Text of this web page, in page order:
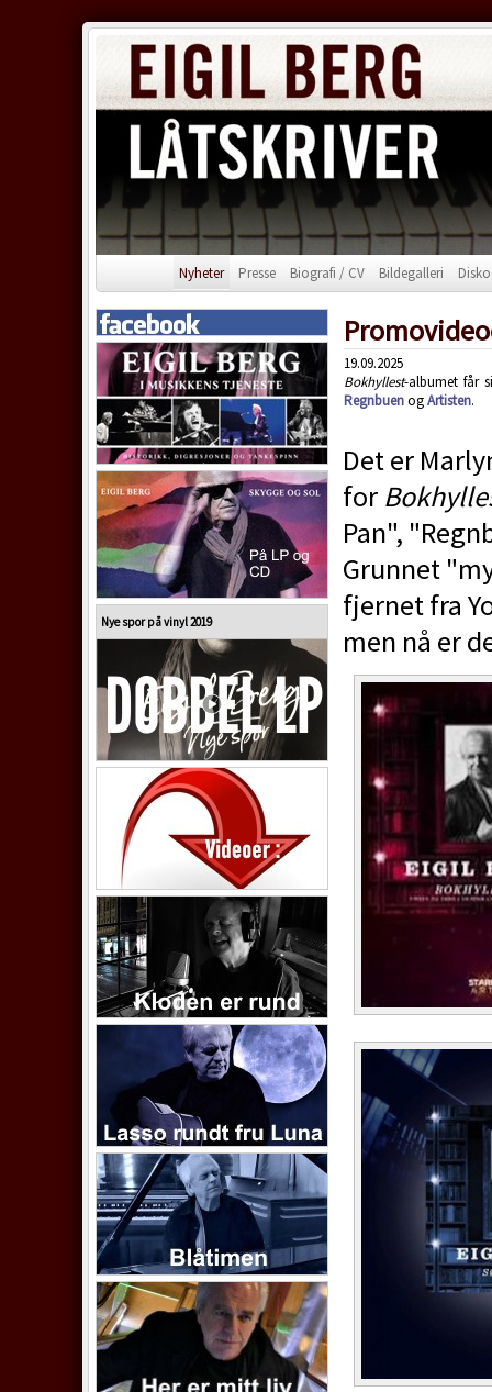
Nyheter Presse Biografi / CV Bildegalleri
Nye spor på vinyl 2019
19.09.2025
Bokhyllest-albumet får
RegnbuenogArtisten.
Det er
for
Pan",
Grunnet
fjernet fra
men nå er